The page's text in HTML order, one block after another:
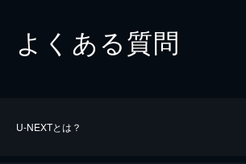
よくある質問
U-NEXTとは？